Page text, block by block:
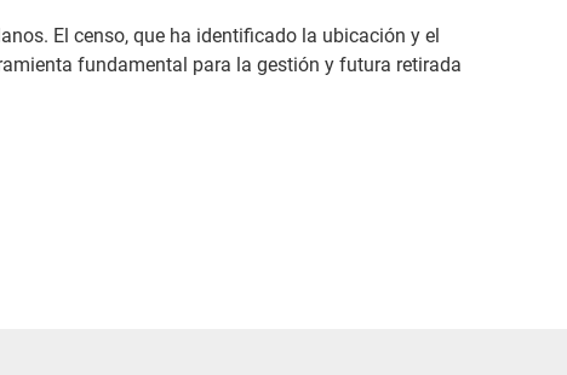
El censo, que ha identificado la ubicación y el
fundamental para la gestión y futura retirada